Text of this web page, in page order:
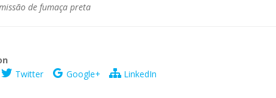
de fumaça preta
Twitter Google+ LinkedIn